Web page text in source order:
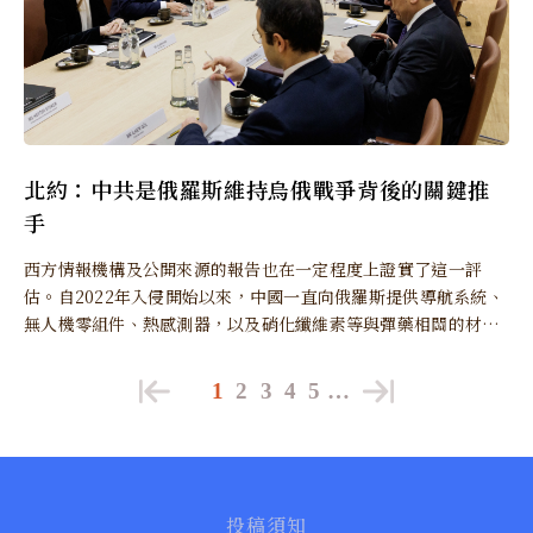
北約：中共是俄羅斯維持烏俄戰爭背後的關鍵推
手
西方情報機構及公開來源的報告也在一定程度上證實了這一評
估。自2022年入侵開始以來，中國一直向俄羅斯提供導航系統、
無人機零組件、熱感測器，以及硝化纖維素等與彈藥相關的材
1 2 3 4 5 …
投稿須知